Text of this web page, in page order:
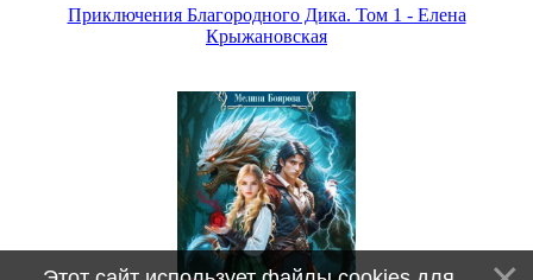
Приключения Благородного Дика. Том 1 - Елена
Крыжановская